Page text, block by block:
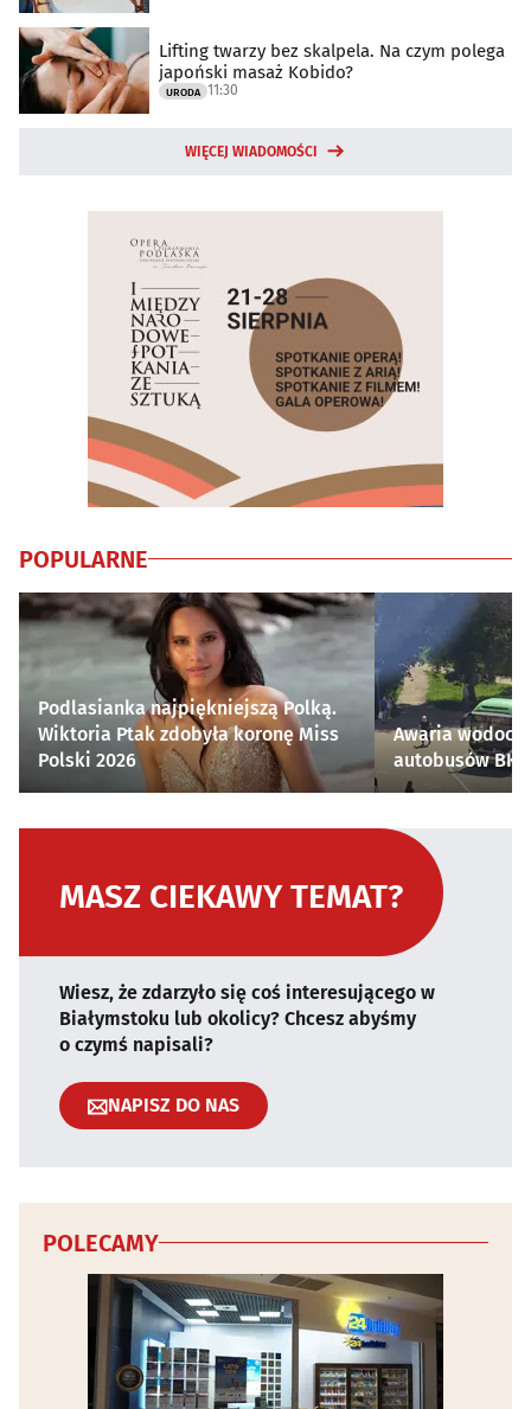
Lifting twarzy bez skalpela. Na czym polega
japoński masaż Kobido?
URODA 11:30
WIĘCEJ WIADOMOŚCI
POPULARNE
Podlasianka najpiękniejszą Polką.
Wiktoria Ptak zdobyła koronę Miss
Polski 2026
Awaria
autobusów
MASZ CIEKAWY TEMAT?
Wiesz, że zdarzyło się coś interesującego w
Białymstoku lub okolicy? Chcesz abyśmy
o czymś napisali?
NAPISZ DO NAS
POLECAMY